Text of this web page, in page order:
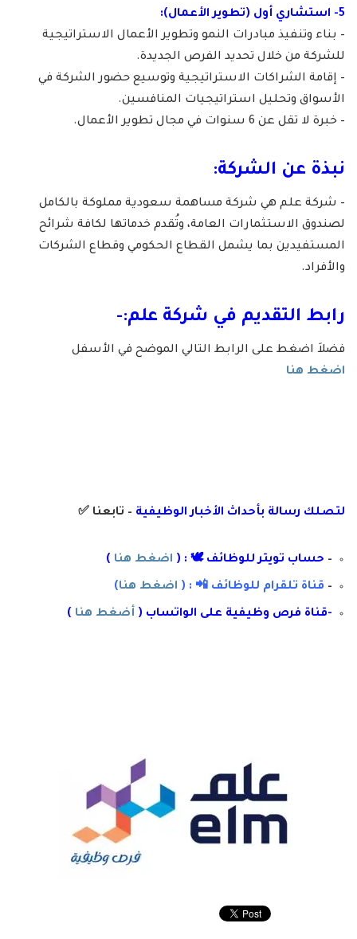
5- استشاري أول (تطوير الأعمال):
– بناء وتنفيذ مبادرات النمو وتطوير الأعمال الاستراتيجية
للشركة من خلال تحديد الفرص الجديدة.
– إقامة الشراكات الاستراتيجية وتوسيع حضور الشركة في
الأسواق وتحليل استراتيجيات المنافسين.
– خبرة لا تقل عن 6 سنوات في مجال تطوير الأعمال.
نبذة عن الشركة:
– شركة علم هي شركة مساهمة سعودية مملوكة بالكامل
لصندوق الاستثمارات العامة، وتُقدم خدماتها لكافة شرائح
المستفيدين بما يشمل القطاع الحكومي وقطاع الشركات
والأفراد.
رابط التقديم في شركة علم:-
فضلاَ اضغط على الرابط التالي الموضح في الأسفل
اضغط هنا
لتصلك رسالة بأحداث الأخبار الوظيفية – تابعنا ✅
– حساب تويتر للوظائف 🕊 : ( اضغط هنا )
– قناة تلقرام للوظائف 📲 : ( اضغط هنا)
-قناة فرص وظيفية على الواتساب ( أضغط هنا )